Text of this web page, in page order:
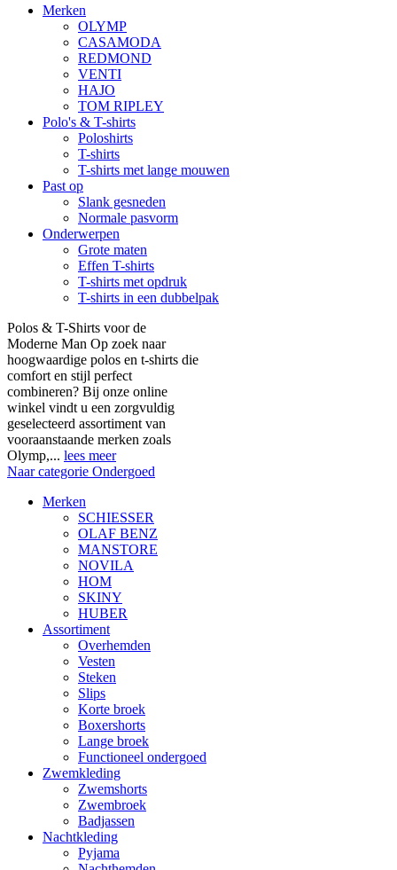
Merken
OLYMP
CASAMODA
REDMOND
VENTI
HAJO
TOM RIPLEY
Polo's & T-shirts
Poloshirts
T-shirts
T-shirts met lange mouwen
Past op
Slank gesneden
Normale pasvorm
Onderwerpen
Grote maten
Effen T-shirts
T-shirts met opdruk
T-shirts in een dubbelpak
Polos & T-Shirts voor de
Moderne Man Op zoek naar
hoogwaardige polos en t-shirts die
comfort en stijl perfect
combineren? Bij onze online
winkel vindt u een zorgvuldig
geselecteerd assortiment van
vooraanstaande merken zoals
Olymp,... lees meer
Naar categorie Ondergoed
Merken
SCHIESSER
OLAF BENZ
MANSTORE
NOVILA
HOM
SKINY
HUBER
Assortiment
Overhemden
Vesten
Steken
Slips
Korte broek
Boxershorts
Lange broek
Functioneel ondergoed
Zwemkleding
Zwemshorts
Zwembroek
Badjassen
Nachtkleding
Pyjama